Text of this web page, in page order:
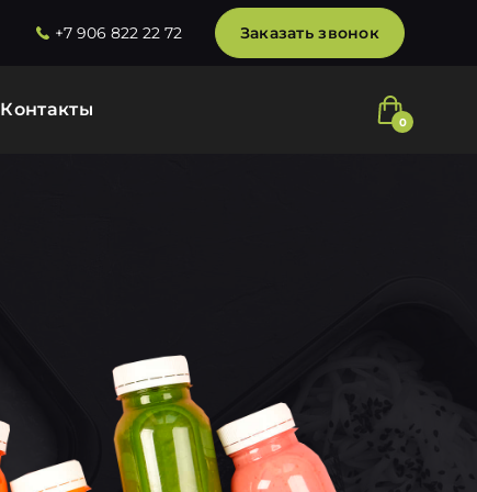
+7 906 822 22 72 Заказать звонок
Контакты
0